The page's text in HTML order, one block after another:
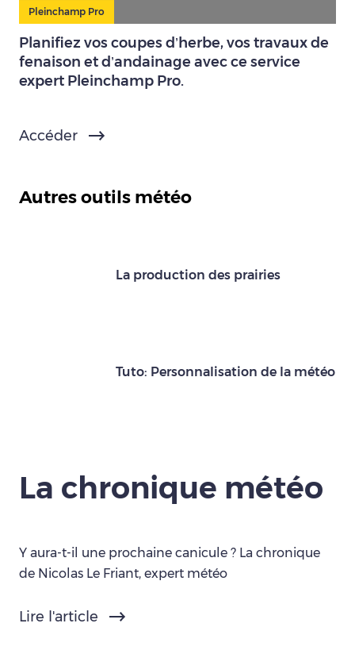
Pleinchamp Pro
Planifiez vos coupes d’herbe, vos travaux de
fenaison et d’andainage avec ce service
expert Pleinchamp Pro.
Accéder
Autres outils météo
La production des prairies
Tuto: Personnalisation de la météo
La chronique météo
Y aura-t-il une prochaine canicule ? La chronique
de Nicolas Le Friant, expert météo
Lire l'article